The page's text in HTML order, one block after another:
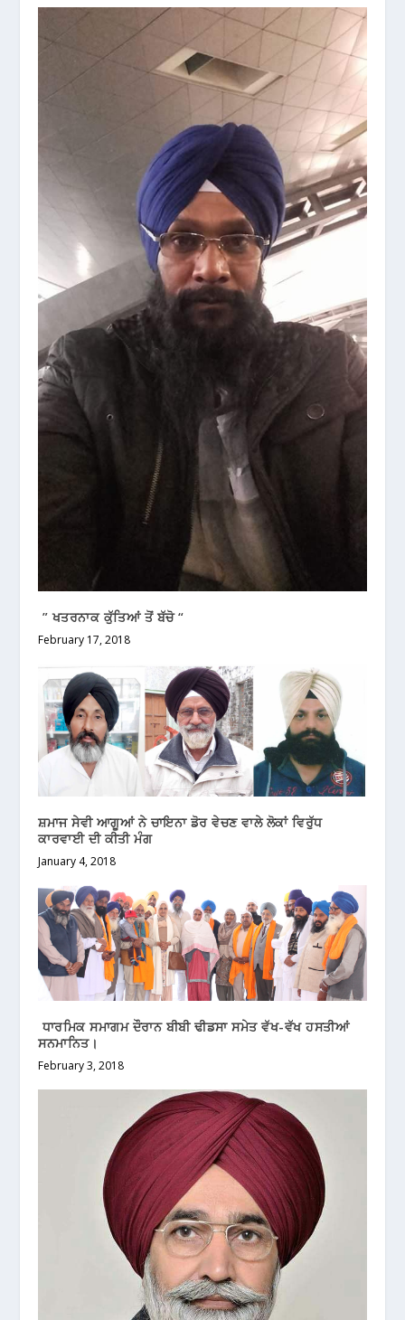
” ਖਤਰਨਾਕ ਕੁੱਤਿਆਂ ਤੋਂ ਬੱਚੋ “
February 17, 2018
ਸ਼ਮਾਜ ਸੇਵੀ ਆਗੂਆਂ ਨੇ ਚਾਇਨਾ ਡੋਰ ਵੇਚਣ ਵਾਲੇ ਲੋਕਾਂ ਵਿਰੁੱਧ
ਕਾਰਵਾਈ ਦੀ ਕੀਤੀ ਮੰਗ
January 4, 2018
ਧਾਰਮਿਕ ਸਮਾਗਮ ਦੌਰਾਨ ਬੀਬੀ ਢੀਡਸਾ ਸਮੇਤ ਵੱਖ-ਵੱਖ ਹਸਤੀਆਂ
ਸਨਮਾਨਿਤ।
February 3, 2018